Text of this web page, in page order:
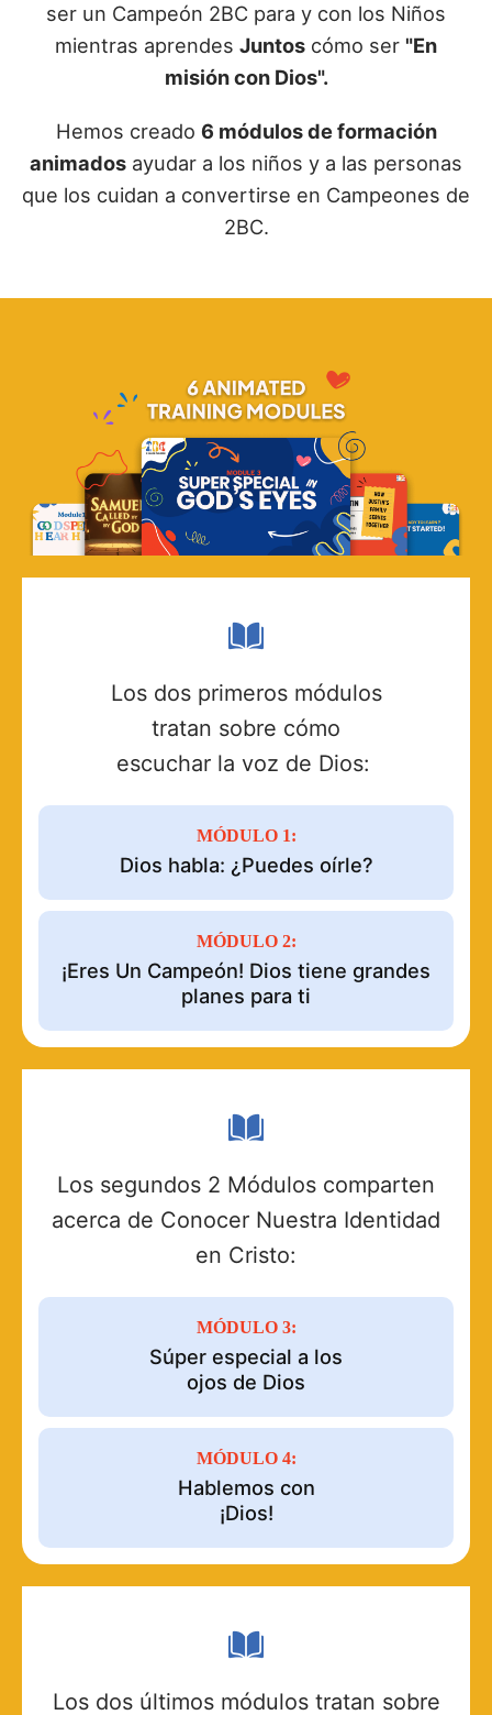
ser un Campeón 2BC para y con los Niños
mientras aprendes Juntos cómo ser "En
misión con Dios".
Hemos creado 6 módulos de formación
animados ayudar a los niños y a las personas
que los cuidan a convertirse en Campeones de
2BC.
Los dos primeros módulos
tratan sobre cómo
escuchar la voz de Dios:
MÓDULO 1:
Dios habla: ¿Puedes oírle?
MÓDULO 2:
¡Eres Un Campeón! Dios tiene grandes
planes para ti
Los segundos 2 Módulos comparten
acerca de Conocer Nuestra Identidad
en Cristo:
MÓDULO 3:
Súper especial a los
ojos de Dios
MÓDULO 4:
Hablemos con
¡Dios!
Los dos últimos módulos tratan sobre